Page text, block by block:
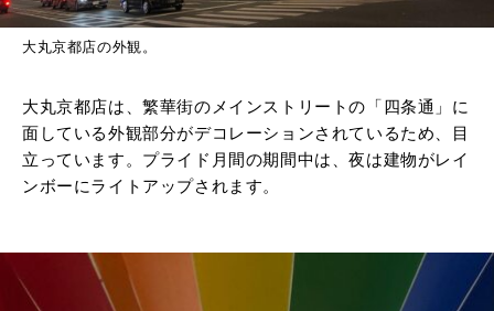
大丸京都店の外観。
大丸京都店は、繁華街のメインストリートの「四条通」に
面している外観部分がデコレーションされているため、目
立っています。プライド月間の期間中は、夜は建物がレイ
ンボーにライトアップされます。